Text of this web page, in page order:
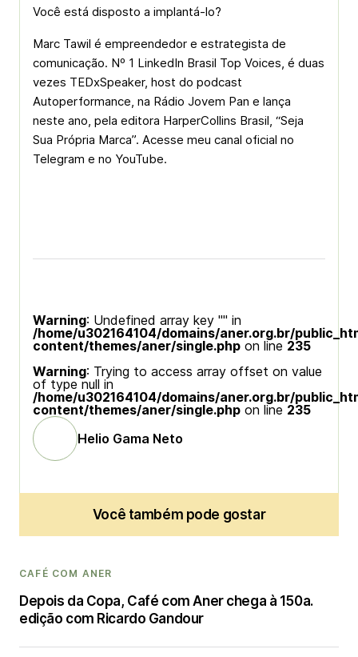
Você está disposto a implantá-lo?
Marc Tawil é empreendedor e estrategista de
comunicação. Nº 1 LinkedIn Brasil Top Voices, é duas
vezes TEDxSpeaker, host do podcast
Autoperformance, na Rádio Jovem Pan e lança
neste ano, pela editora HarperCollins Brasil, “Seja
Sua Própria Marca”. Acesse meu canal oficial no
Telegram e no YouTube.
Warning: Undefined array key "" in
/home/u302164104/domains/aner.org.br/
content/themes/aner/single.php on line 235
Warning: Trying to access array offset on value
of type null in
/home/u302164104/domains/aner.org.br/
content/themes/aner/single.php on line 235
Helio Gama Neto
Você também pode gostar
CAFÉ COM ANER
Depois da Copa, Café com Aner chega à 150a.
edição com Ricardo Gandour